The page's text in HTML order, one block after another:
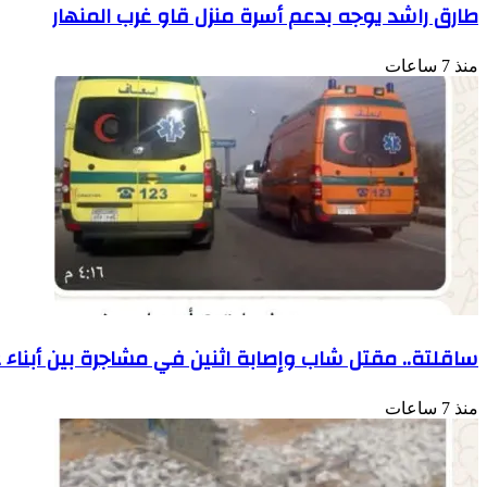
طارق راشد يوجه بدعم أسرة منزل قاو غرب المنهار
منذ 7 ساعات
ساقلتة.. مقتل شاب وإصابة اثنين في مشاجرة بين
منذ 7 ساعات